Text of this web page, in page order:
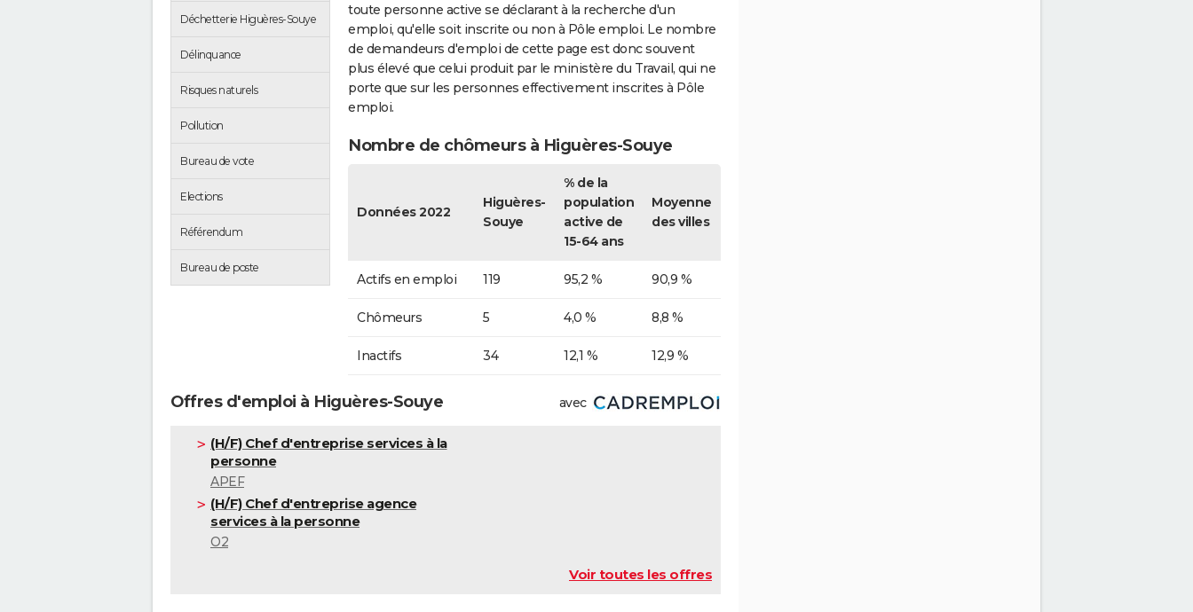
Déchetterie Higuères-Souye
Délinquance
Risques naturels
Pollution
Bureau de vote
Elections
Référendum
Bureau de poste
toute personne active se déclarant à la recherche d'un
emploi, qu'elle soit inscrite ou non à Pôle emploi. Le nombre
de demandeurs d'emploi de cette page est donc souvent
plus élevé que celui produit par le ministère du Travail, qui ne
porte que sur les personnes effectivement inscrites à Pôle
emploi.
Nombre de chômeurs à Higuères-Souye
Données 2022
Higuères-
Souye
% de la
population
active de
15-64 ans
Moyenne
des villes
Actifs en emploi 119 95,2 % 90,9 %
Chômeurs 5 4,0 % 8,8 %
Inactifs 34 12,1 % 12,9 %
Offres d'emploi à Higuères-Souye avec
(H/F) Chef d'entreprise services à la
personne
APEF
(H/F) Chef d'entreprise agence
services à la personne
O2
Voir toutes les offres